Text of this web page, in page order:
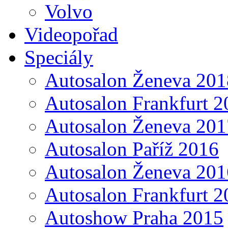
Volvo
Videopořad
Speciály
Autosalon Ženeva
Autosalon Frankfurt
Autosalon Ženeva
Autosalon Paříž 2016
Autosalon Ženeva
Autosalon Frankfurt
Autoshow Praha 2015